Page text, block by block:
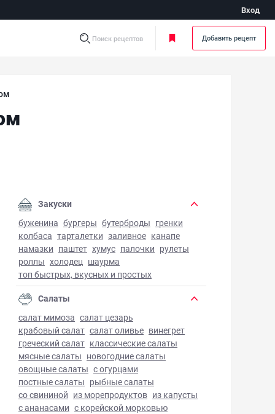
Вход
Поиск рецептов Добавить рецепт
со сметаной и майонезом - фото готового блюда
Закуски
буженина бургеры бутерброды гренки
колбаса тарталетки заливное канапе
намазки паштет хумус палочки рулеты
роллы холодец шаурма
топ быстрых, вкусных и простых
Салаты
салат мимоза салат цезарь
крабовый салат салат оливье винегрет
греческий салат классические салаты
мясные салаты новогодние салаты
овощные салаты с огурцами
постные салаты рыбные салаты
со свининой из морепродуктов из капусты
с ананасами с корейской морковью